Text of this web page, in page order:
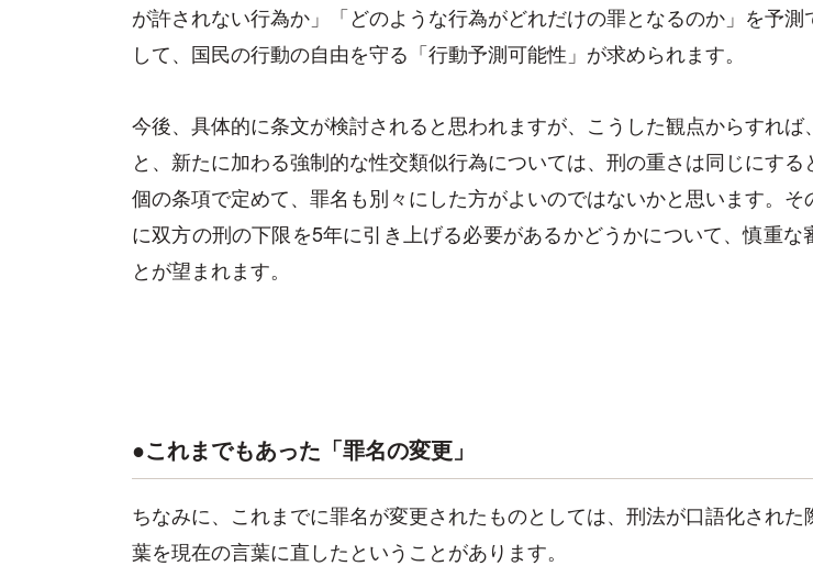
が許されない行為か」「どのような行為がどれだけの罪となるのか」を予測
して、国民の行動の自由を守る「行動予測可能性」が求められます。
今後、具体的に条文が検討されると思われますが、こうした観点からすれば
と、新たに加わる強制的な性交類似行為については、刑の重さは同じにする
個の条項で定めて、罪名も別々にした方がよいのではないかと思います。そ
に双方の刑の下限を5年に引き上げる必要があるかどうかについて、慎重な
とが望まれます。
●これまでもあった「罪名の変更」
ちなみに、これまでに罪名が変更されたものとしては、刑法が口語化された
葉を現在の言葉に直したということがあります。